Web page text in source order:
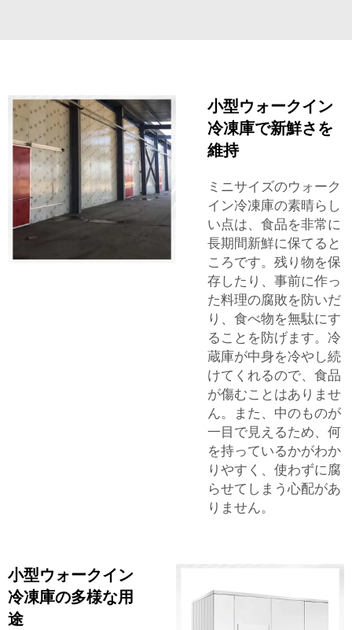
小型ウォークイン
冷凍庫で新鮮さを
維持
ミニサイズのウォーク
イン冷凍庫の素晴らし
い点は、食品を非常に
長期間新鮮に保てると
ころです。残り物を保
存したり、事前に作っ
た料理の腐敗を防いだ
り、食べ物を無駄にす
ることを防げます。冷
蔵庫が中身を冷やし続
けてくれるので、食品
が傷むことはありませ
ん。また、中のものが
一目で見えるため、何
を持っているかがわか
りやすく、使わずに腐
らせてしまう心配があ
りません。
小型ウォークイン
冷凍庫の多様な用
途